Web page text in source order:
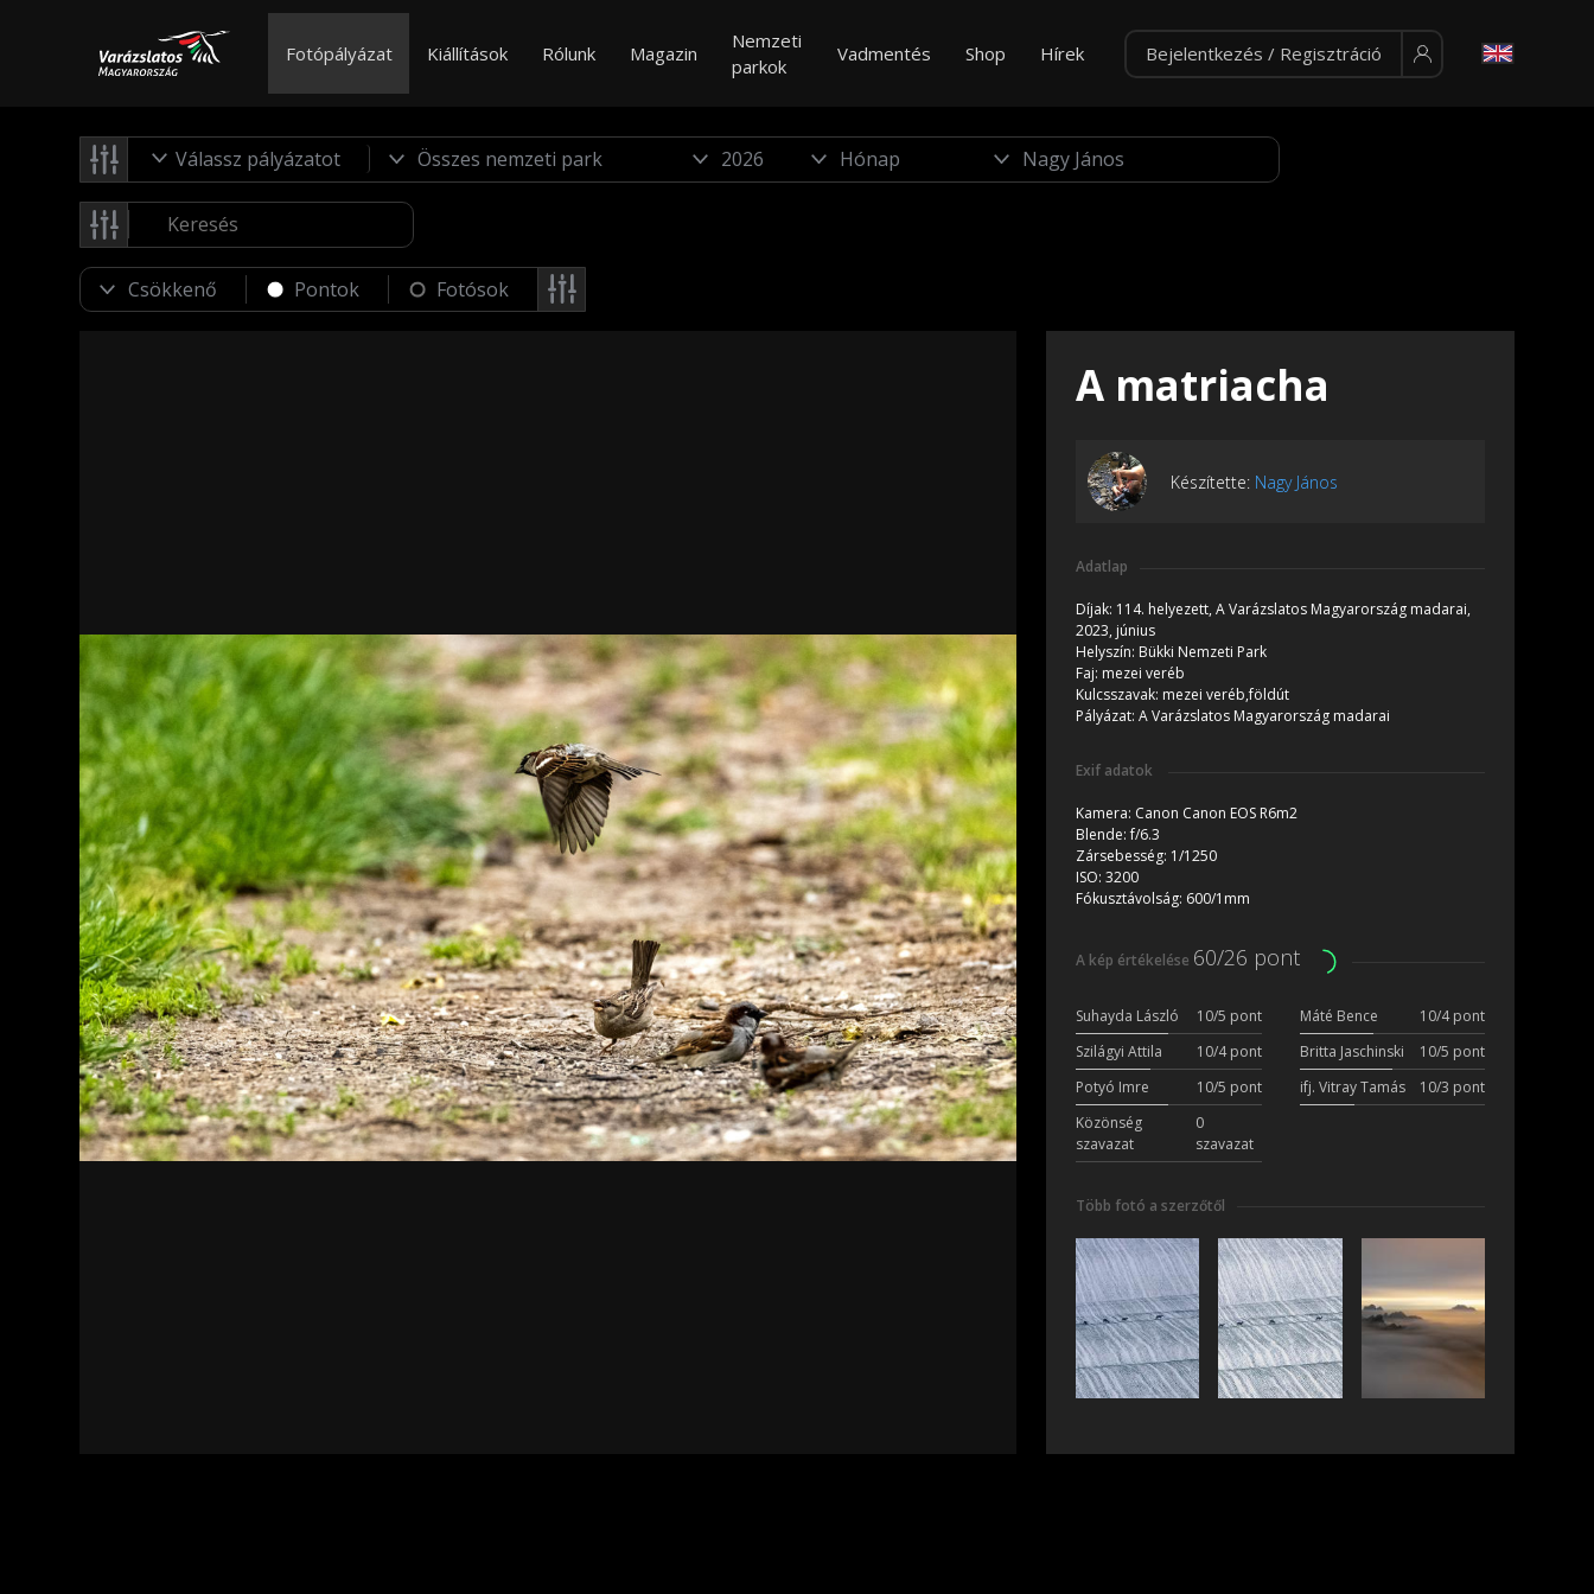
Fotópályázat Kiállítások Rólunk Magazin
Nemzeti
parkok
Vadmentés Shop Hírek Bejelentkezés / Regisztráció
Válassz pályázatot
Pontok Fotósok
A matriacha
Készítette: Nagy János
Adatlap
Díjak: 114. helyezett, A Varázslatos Magyarország madarai,
2023, június
Helyszín: Bükki Nemzeti Park
Faj: mezei veréb
Kulcsszavak: mezei veréb,földút
Pályázat: A Varázslatos Magyarország madarai
Exif adatok
Kamera: Canon Canon EOS R6m2
Blende:f/6.3
Zársebesség: 1/1250
ISO: 3200
Fókusztávolság: 600/1mm
A kép értékelése 60/26 pont
Suhayda László 10/5 pont Máté Bence
10/4 pont
Szilágyi Attila
10/4 pont Britta Jaschinski
10/5 pont
Potyó Imre
10/5 pont ifj. Vitray Tamás
10/3 pont
Közönség
szavazat
0
szavazat
Több fotó a szerzőtől